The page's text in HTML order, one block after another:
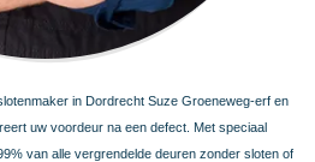
in Dordrecht Suze Groeneweg-erf en
uw voordeur na een defect. Met speciaal
van alle vergrendelde deuren zonder sloten of